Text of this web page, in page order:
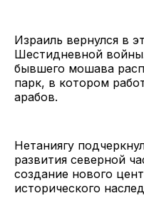
Израиль вернулся в
Шестидневной
бывшего мошава
парк, в котором
арабов.
Нетаниягу
развития северной
создание нового
исторического